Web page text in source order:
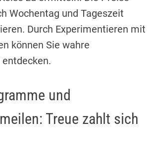
Wochentag und Tageszeit
Durch Experimentieren mit
können Sie wahre
entdecken.
und
Treue zahlt sich